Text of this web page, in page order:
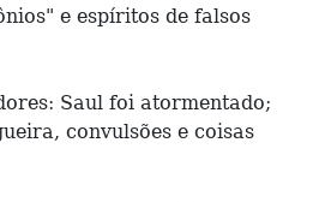
e espíritos de falsos
Saul foi atormentado;
convulsões e coisas